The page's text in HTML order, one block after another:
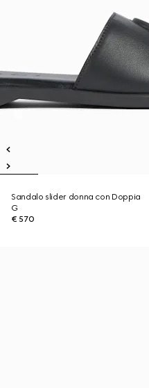
Sandalo slider donna con Doppia
G
€ 570